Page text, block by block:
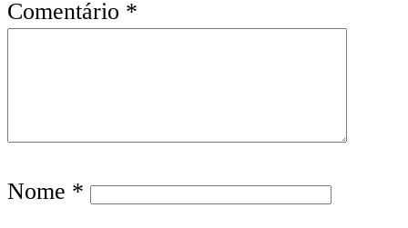
Comentário *
Nome *